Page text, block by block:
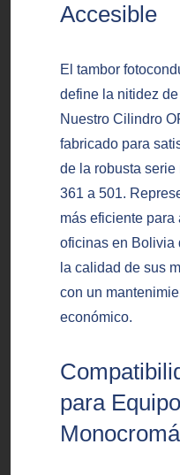
Accesible
El tambor
define la nitidez
Nuestro Cilindro
fabricado para
de la robusta
361 a 501.
más eficiente
oficinas en Bolivia
la calidad de sus
con un
económico.
para